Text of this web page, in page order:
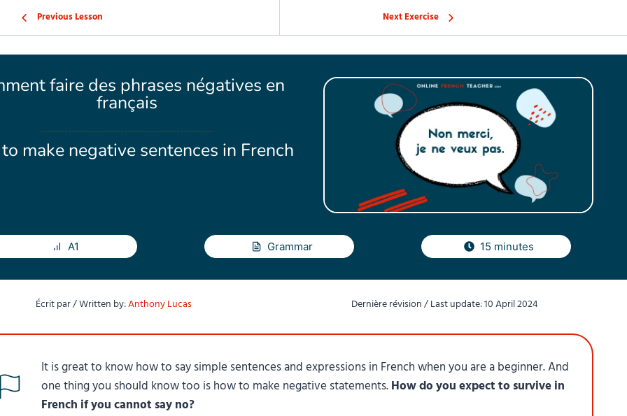
Previous Lesson Next Exercise
faire des phrases négatives en
français
make negative sentences in French
A1 Grammar 15 minutes
Écrit par / Written by:Anthony Lucas Dernière révision / Last update: 10 April 2024
It is great to know how to say simple sentences and expressions in French when you are a beginner. And
one thing you should know too is how to make negative statements.How do you expect to survive in
French if you cannot say no?